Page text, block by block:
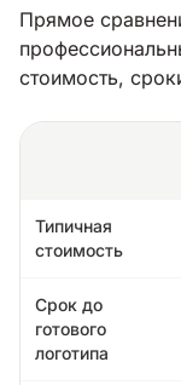
Прямое
стоимость,
Типичная
стоимость
Срок до
готового
логотипа